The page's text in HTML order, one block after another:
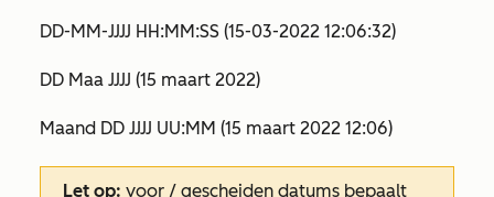
DD-MM-JJJJ HH:MM:SS (15-03-2022 12:06:32)
DD Maa JJJJ (15 maart 2022)
Maand DD JJJJ UU:MM (15 maart 2022 12:06)
Let op: voor / gescheiden datums bepaalt